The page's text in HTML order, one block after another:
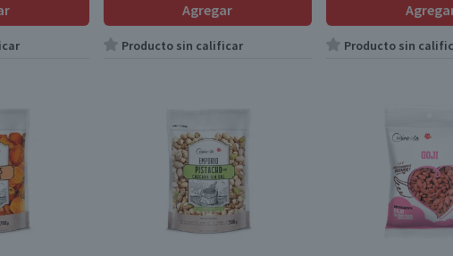
Agregar
Producto sin calificar Producto sin